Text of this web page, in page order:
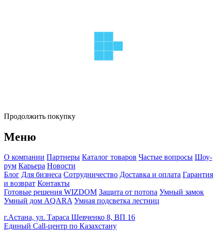
Продолжить покупку
Меню
О компании Партнеры Каталог товаров Частые вопросы Шоу-
рум Карьера Новости
Блог Для бизнеса Сотрудничество Доставка и оплата Гарантия
и возврат Контакты
Готовые решения WIZDOM Защита от потопа Умный замок
Умный дом AQARA Умная подсветка лестниц
г.Астана, ул. Тараса Шевченко 8, ВП 16
Единый Call-центр по Казахстану